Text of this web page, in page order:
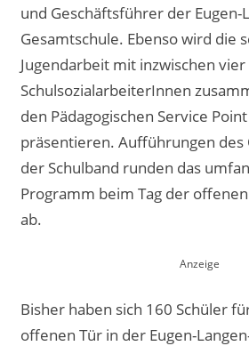
und Geschäftsführer der Eugen-
Gesamtschule. Ebenso wird die
Jugendarbeit mit inzwischen vier
SchulsozialarbeiterInnen
den Pädagogischen Service Point
präsentieren. Aufführungen des
der Schulband runden das
Programm beim Tag der
ab.
Bisher haben sich 160 Schüler
offenen Tür in der Eugen-